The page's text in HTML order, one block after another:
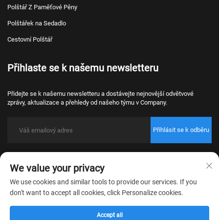
Polštář Z Paměťové Pěny
Polštářek na Sedadlo
Cestovní Polštář
Přihlaste se k našemu newsletteru
Přidejte se k našemu newsletteru a dostávejte nejnovější odvětvové
zprávy, aktualizace a přehledy od našeho týmu v Company.
Přihlásit se k odběru
práva vyhrazena.
Zásady ochrany osobních údajů
We value your privacy
We use cookies and similar tools to provide our services. If you
don't want to accept all cookies, click Personalize cookies.
Accept all